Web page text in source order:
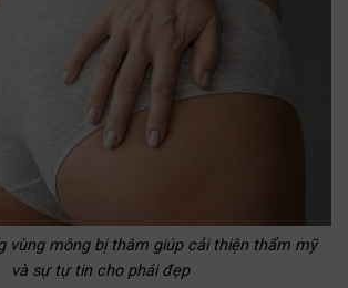
vùng mông bị thâm giúp cải thiện thẩm mỹ
và sự tự tin cho phái đẹp